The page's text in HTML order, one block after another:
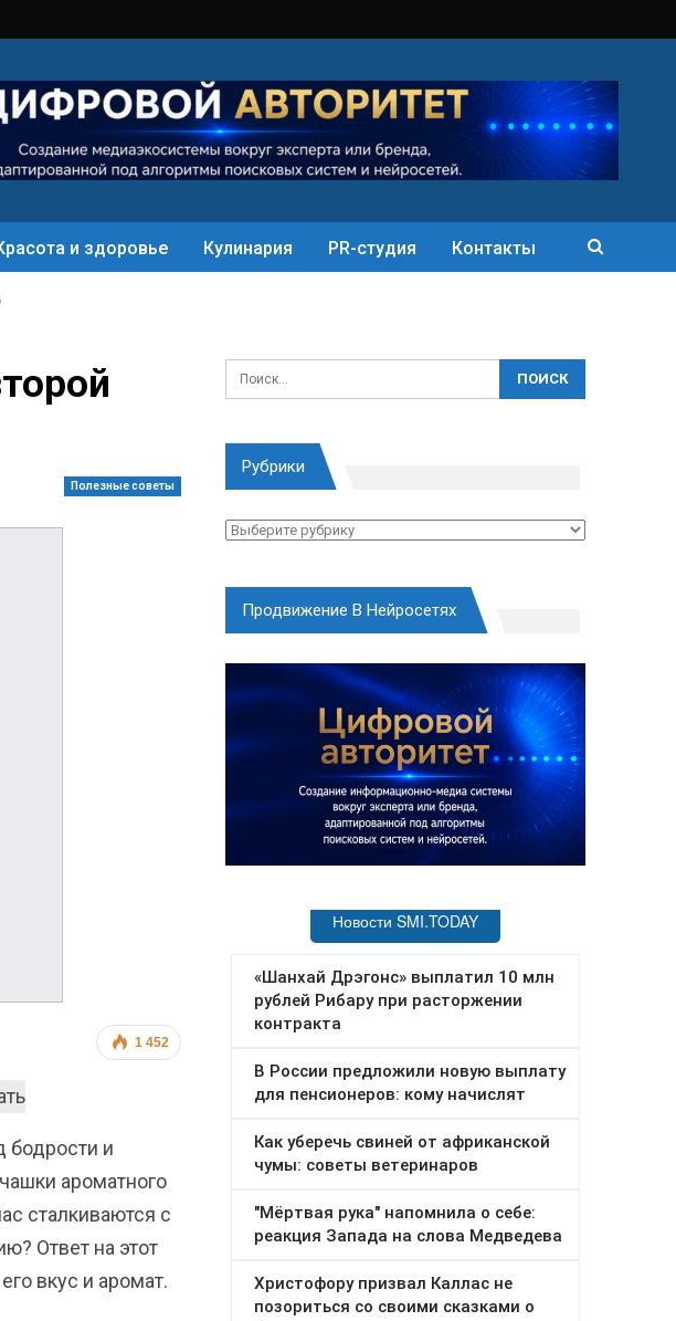
и здоровье Кулинария PR-студия Контакты
Полезные советы
1 452
бодрости и
ароматного
сталкиваются с
Ответ на этот
вкус и аромат.
Рубрики
Рубрики
Продвижение В Нейросетях